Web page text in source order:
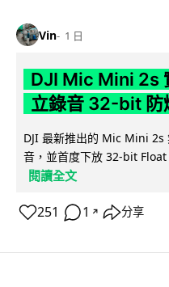
Vin 1 日
DJI Mic Mini 2s
立錄音 32-bit 防
DJI 最新推出的 Mic Mini 2s
音，並首度下放 32-bit
閱讀全文
251 1 ↗ 分享